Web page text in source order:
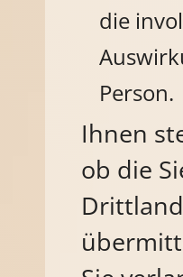
die
Person.
Ihnen
ob die